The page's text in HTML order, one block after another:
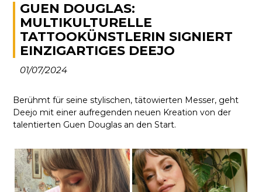
GUEN DOUGLAS:
MULTIKULTURELLE
TATTOOKÜNSTLERIN SIGNIERT
EINZIGARTIGES DEEJO
01/07/2024
Berühmt für seine stylischen, tätowierten Messer, geht
Deejo mit einer aufregenden neuen Kreation von der
talentierten Guen Douglas an den Start.